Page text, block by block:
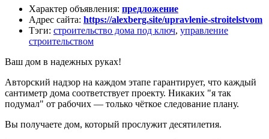
Характер объявления: предложение
Адрес сайта: https://alexberg.site/upravlenie-stroitelstvom
Тэги: строительство дома под ключ, управление
строительством
Ваш дом в надежных руках!
Авторский надзор на каждом этапе гарантирует, что каждый
сантиметр дома соответствует проекту. Никаких "я так
подумал" от рабочих — только чёткое следование плану.
Вы получаете дом, который прослужит десятилетия.